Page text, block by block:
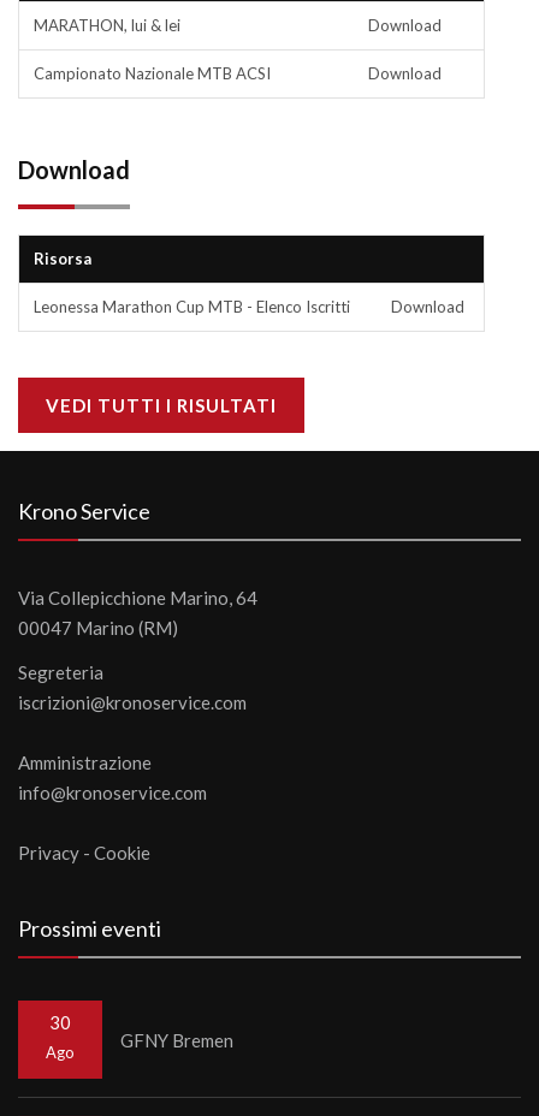
MARATHON, lui & lei Download
Campionato Nazionale MTB ACSI Download
Download
Risorsa
Leonessa Marathon Cup MTB - Elenco Iscritti Download
VEDI TUTTI I RISULTATI
Krono Service
Via Collepicchione Marino, 64
00047 Marino (RM)
Segreteria
iscrizioni@kronoservice.com
Amministrazione
info@kronoservice.com
Privacy - Cookie
Prossimi eventi
30
Ago
GFNY Bremen